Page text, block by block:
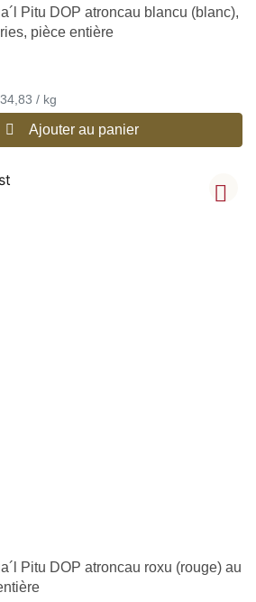
Pitu DOP atroncau blancu (blanc),
pièce entière
€ 34,83 / kg
Ajouter au panier
Pitu DOP atroncau roxu (rouge) au